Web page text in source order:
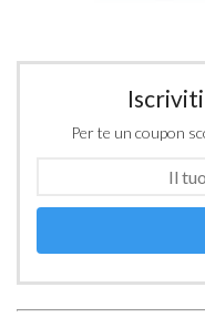
Per te un coupon